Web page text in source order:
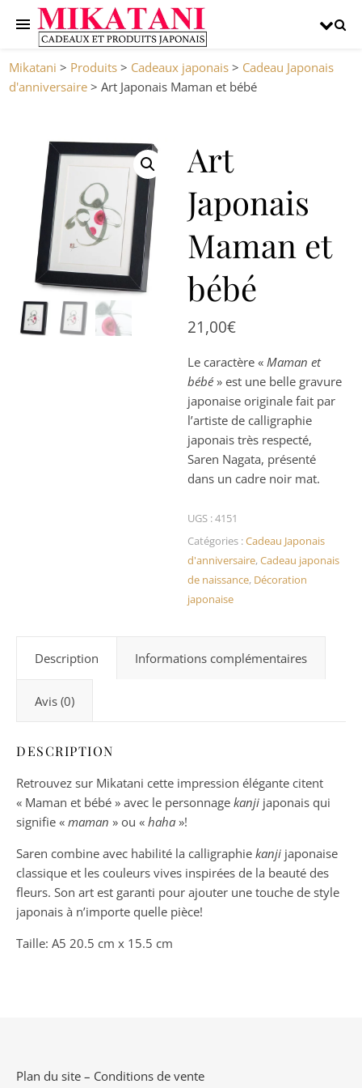
Mikatani > Produits > Cadeaux japonais > Cadeau Japonais
d'anniversaire > Art Japonais Maman et bébé
Art
Japonais
Maman et
bébé
21,00€
Le caractère «Maman et
bébé» est une belle gravure
japonaise originale fait par
l’artiste de calligraphie
japonais très respecté,
Saren Nagata, présenté
dans un cadre noir mat.
UGS :4151
Catégories :Cadeau Japonais
d'anniversaire,Cadeau japonais
de naissance, Décoration
japonaise
Description Informations complémentaires
Avis (0)
DESCRIPTION
Retrouvez sur Mikatani cette impression élégante citent
« Maman et bébé » avec le personnage kanji japonais qui
signifie « maman » ou « haha »!
Saren combine avec habilité la calligraphie kanji japonaise
classique et les couleurs vives inspirées de la beauté des
fleurs. Son art est garanti pour ajouter une touche de style
japonais à n’importe quelle pièce!
Taille: A5 20.5 cm x 15.5 cm
Plan du site – Conditions de vente